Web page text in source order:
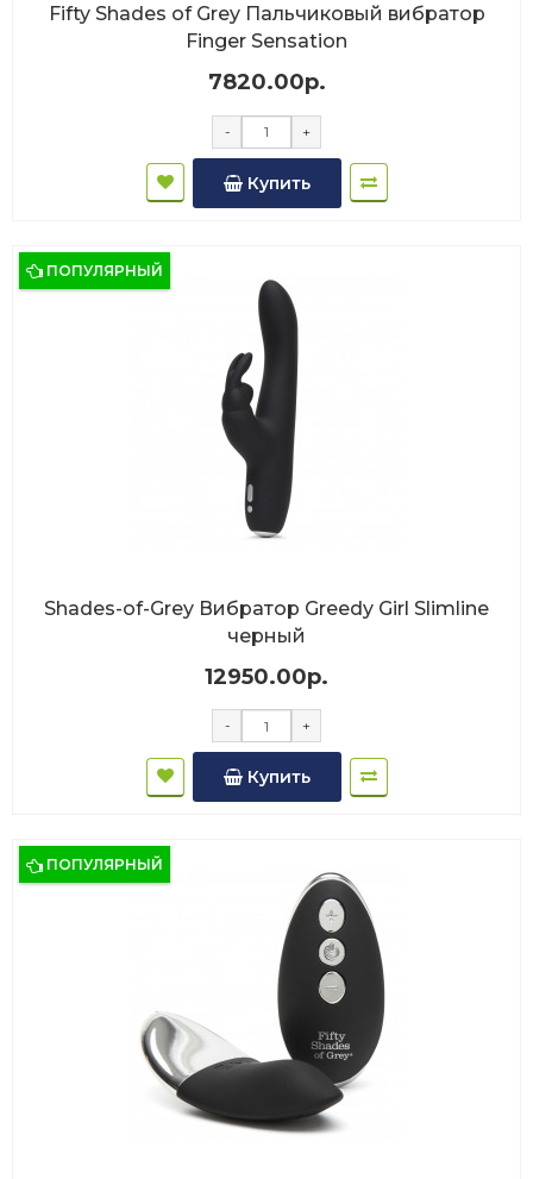
Fifty Shades of Grey Пальчиковый вибратор
Finger Sensation
7820.00р.
- +
Купить
ПОПУЛЯРНЫЙ
Shades-of-Grey Вибратор Greedy Girl Slimline
черный
12950.00р.
- +
Купить
ПОПУЛЯРНЫЙ